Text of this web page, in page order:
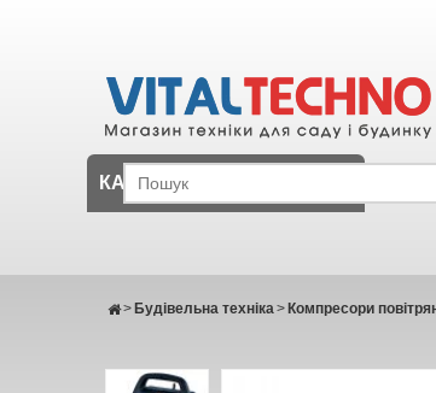
КАТАЛОГ
Будівельна техніка
> Компресори
>